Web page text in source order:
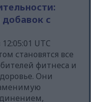
с
UTC
становятся все
фитнеса и
Они